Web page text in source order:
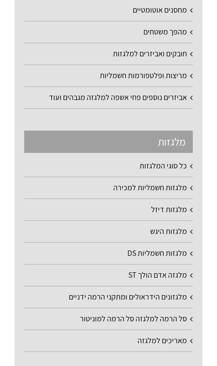
מחסנים אוטומטיים
מהפך משטחים
חובקים ואביזרים למלגזות
מריצות ופלטפורמות חשמליות
אביזרים נוספים פחי אשפה למלגזה מגבהים ועוד
מלגזות
כל סוגי המלגזות
מלגזות חשמליות למכירה
מלגזות דיזל
מלגזות היגש
מלגזות חשמליות DS
מלגזה אדם הולך ST
מלגזונים הידראולים ומתקני הרמה ידניים
סל הרמה למלגזה סל הרמה למוניטור
מאריכים למלגזה